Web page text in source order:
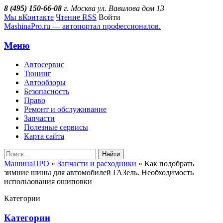
8 (495) 150-66-08 г. Москва ул. Вавилова дом 13
Мы вКонтакте Чтение RSS Войти
MashinaPro.ru — автопортал профессионалов.
Меню
Автосервис
Тюнинг
Автообзоры
Безопасность
Право
Ремонт и обслуживание
Запчасти
Полезные сервисы
Карта сайта
Найти
МашинаПРО » Запчасти и расходники » Как подобрать
зимние шины для автомобилей ГАЗель. Необходимость
использования ошиповки
Категории
Категории